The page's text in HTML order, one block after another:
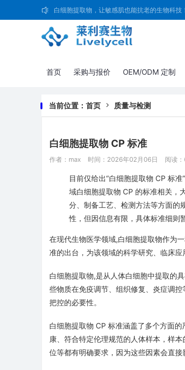
白细胞提取物，让敏感肌也能抗老的生物科技！
首页 采购与报价 OEM/ODM 定制
当前位置： 首页 质量与检测
白细胞提取物 CP 标准
作者：max 时间：2026年02月06日 阅读
目前仅给出“白细胞提取物 CP 标
域白细胞提取物 CP 的标准相关，
分、制备工艺、检测方法等方面的
性，但因信息有限，具体标准细则
在现代生物医学领域,白细胞提取物作为
准的出台，为该领域的科学研究、临床应
白细胞提取物,是从人体白细胞中提取的
些物质在免疫调节、组织修复、炎症调
把控的必要性。
白细胞提取物 CP 标准涵盖了多个方面
康、符合特定伦理规范的人体样本，样
位等都有明确要求，因为这些因素会直接